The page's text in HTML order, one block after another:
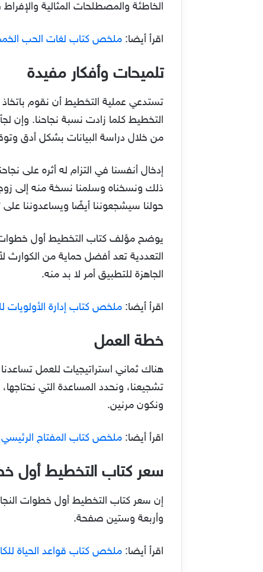
الخاطئة والمصطلحات المثالية
اقرأ أيضا: ملخص كتاب لغات الحب
تلميحات وأفكار مفيدة
تستدعي عملية التخطيط أن نقوم باتخاذ
التخطيط كلما زادت نسبة نجاحنا. وإن
من خلال دراسة البيانات بشكل أدق
إدخال أنفسنا في التزام له أثره على
ذلك ونسخناه وسلمنا نسخة منه إلى
حولنا سيشجعوننا أيضًا ويساعدوننا
يوضح مؤلف كتاب التخطيط أول خطوات
التعددية تعد أفضل حماية من الكوارث
الجاهزة للتطبيق أمر لا بد منه.
اقرأ أيضا: ملخص كتاب إدارة
خطة العمل
هناك ثماني استراتيجيات للعمل
تشجيعنا، ونحدد المساعدة التي
ونكون مرنين.
اقرأ أيضا: ملخص كتاب المفتاح الرئيسي
سعر كتاب التخطيط أول
إن سعر كتاب التخطيط أول خطوات
وأربعة وستين صفحة.
اقرأ أيضا: ملخص كتاب قواعد الحياة